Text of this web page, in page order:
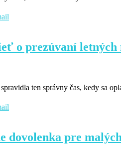
o prezúvaní
ten správny čas, kedy sa
dovolenka pre